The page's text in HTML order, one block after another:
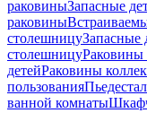
раковиныЗапасные
раковины
столешницуЗапасные
столешницуРаковины
детейРаковины
пользования
ванной комнаты